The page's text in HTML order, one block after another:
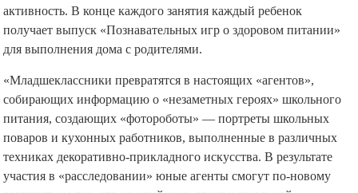
активность. В конце каждого занятия каждый ребенок
получает выпуск «Познавательных игр о здоровом питании»
для выполнения дома с родителями.
«Младшеклассники превратятся в настоящих «агентов»,
собирающих информацию о «незаметных героях» школьного
питания, создающих «фотороботы» — портреты школьных
поваров и кухонных работников, выполненные в различных
техниках декоративно-прикладного искусства. В результате
участия в «расследовании» юные агенты смогут по-новому